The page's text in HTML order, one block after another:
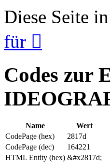
Diese Seite
für 𨅽
Codes zur
Name
Wert
CodePage (hex)
2817d
CodePage (dec)
164221
HTML Entity (hex) &#x2817d;